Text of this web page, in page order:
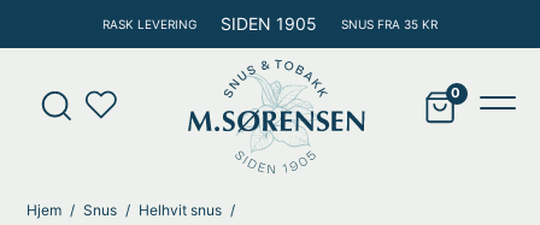
rett
innholdet
RASK LEVERING SIDEN 1905 SNUS FRA 35 KR
Products
search
Hjem Snus Helhvit snus